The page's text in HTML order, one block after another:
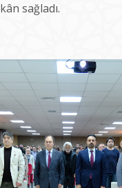
sağladı.